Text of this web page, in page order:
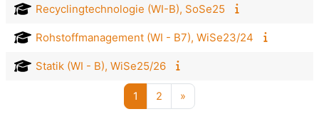
Recyclingtechnologie (WI-B), SoSe25
Rohstoffmanagement (WI - B7), WiSe23/24
Statik (WI - B), WiSe25/26
1 Seite 1
2 Seite 2
»